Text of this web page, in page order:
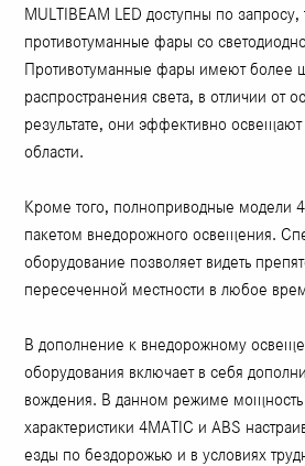
MULTIBEAM LED доступны по запросу,
противотуманные фары со
Противотуманные фары имеют более
распространения света, в отличии от
результате, они эффективно
области.
Кроме того, полноприводные модели
пакетом внедорожного освещения.
оборудование позволяет видеть
пересеченной местности в любое
В дополнение к внедорожному
оборудования включает в себя
вождения. В данном режиме мощность
характеристики 4MATIC и ABS
езды по бездорожью и в условиях